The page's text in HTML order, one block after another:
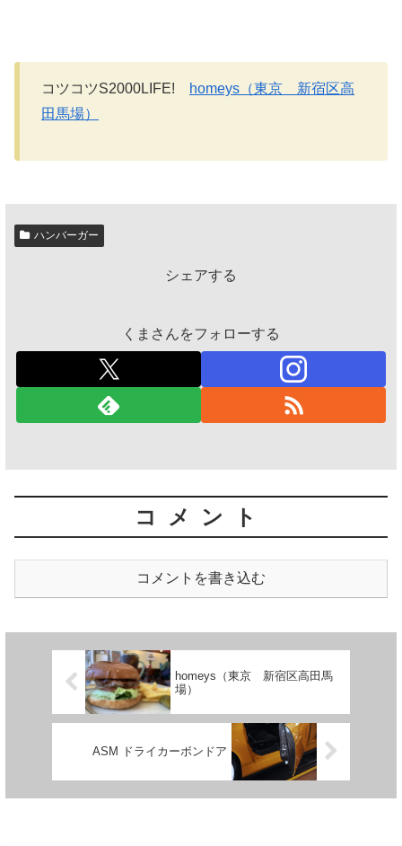
コツコツS2000LIFE!
homeys（東京 新宿区高
田馬場）
ハンバーガー
シェアする
くまさんをフォローする
コメント
コメントを書き込む
homeys（東京 新宿区高田馬
場）
ASM ドライカーボンドア